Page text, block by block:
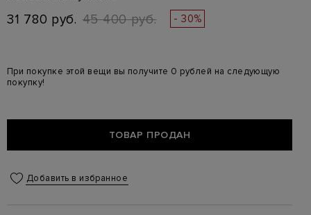
31 780 руб. 45 400 руб. - 30%
При покупке этой вещи вы получите 0 рублей на следующую
покупку!
ТОВАР ПРОДАН
Добавить в избранное